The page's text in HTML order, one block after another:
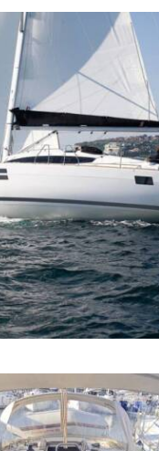
Bareboat Yachtcharter
Charter med skeppare
Lyxig bemannad
yachtcharter
Flottilj Yacht Charter
Valovie -
Fjärrseglingsassistent
Katamaraner från Bali för
uthyrning